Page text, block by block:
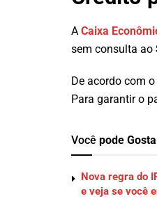
A Caixa
sem consulta ao
De acordo com
Para garantir o
Você pode
Nova regra do
e veja se você